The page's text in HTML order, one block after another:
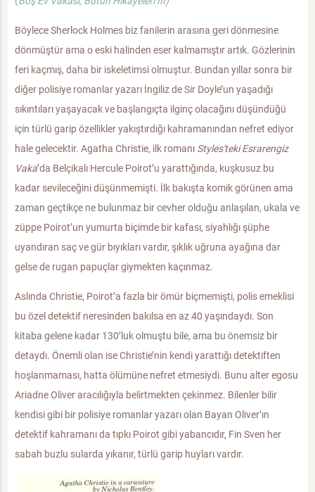
Böylece Sherlock Holmes biz fanilerin arasına geri dönmesine
dönmüştür ama o eski halinden eser kalmamıştır artık. Gözlerinin
feri kaçmış, daha bir iskeletimsi olmuştur. Bundan yıllar sonra bir
diğer polisiye romanlar yazarı İngiliz de Sir Doyle’un yaşadığı
sıkıntıları yaşayacak ve başlangıçta ilginç olacağını düşündüğü
için türlü garip özellikler yakıştırdığı kahramanından nefret ediyor
hale gelecektir. Agatha Christie, ilk romanı Styles'teki Esrarengiz
Vaka’da Belçikalı Hercule Poirot’u yarattığında, kuşkusuz bu
kadar sevileceğini düşünmemişti. İlk bakışta komik görünen ama
zaman geçtikçe ne bulunmaz bir cevher olduğu anlaşılan, ukala ve
züppe Poirot’un yumurta biçimde bir kafası, siyahlığı şüphe
uyandıran saç ve gür bıyıkları vardır, şıklık uğruna ayağına dar
gelse de rugan papuçlar giymekten kaçınmaz.
Aslında Christie, Poirot’a fazla bir ömür biçmemişti, polis emeklisi
bu özel detektif neresinden bakılsa en az 40 yaşındaydı. Son
kitaba gelene kadar 130’luk olmuştu bile, ama bu önemsiz bir
detaydı. Önemli olan ise Christie’nin kendi yarattığı detektiften
hoşlanmaması, hatta ölümüne nefret etmesiydi. Bunu alter egosu
Ariadne Oliver aracılığıyla belirtmekten çekinmez. Bilenler bilir
kendisi gibi bir polisiye romanlar yazarı olan Bayan Oliver’ın
detektif kahramanı da tıpkı Poirot gibi yabancıdır, Fin Sven her
sabah buzlu sularda yıkanır, türlü garip huyları vardır.